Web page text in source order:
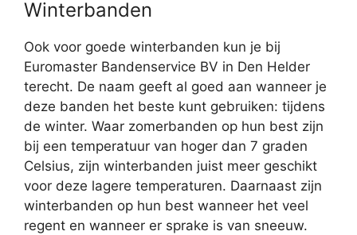
Winterbanden
Ook voor goede winterbanden kun je bij
Euromaster Bandenservice BV in Den Helder
terecht. De naam geeft al goed aan wanneer je
deze banden het beste kunt gebruiken: tijdens
de winter. Waar zomerbanden op hun best zijn
bij een temperatuur van hoger dan 7 graden
Celsius, zijn winterbanden juist meer geschikt
voor deze lagere temperaturen. Daarnaast zijn
winterbanden op hun best wanneer het veel
regent en wanneer er sprake is van sneeuw.